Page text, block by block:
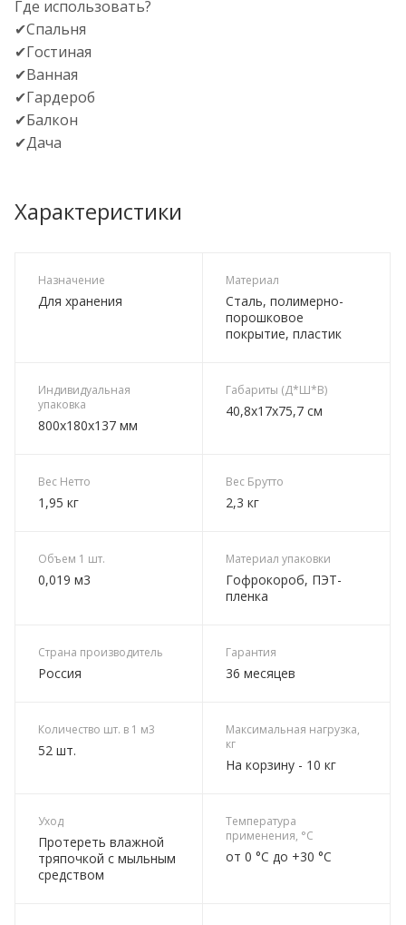
Где использовать?
✔Спальня
✔Гостиная
✔Ванная
✔Гардероб
✔Балкон
✔Дача
Характеристики
Назначение
Для хранения
Материал
Сталь, полимерно-
порошковое
покрытие, пластик
Индивидуальная
упаковка
800х180х137 мм
Габариты (Д*Ш*В)
40,8х17х75,7 см
Вес Нетто
1,95 кг
Вес Брутто
2,3 кг
Объем 1 шт.
0,019 м3
Материал упаковки
Гофрокороб, ПЭТ-
пленка
Страна производитель
Россия
Гарантия
36 месяцев
Количество шт. в 1 м3
52 шт.
Максимальная нагрузка,
кг
На корзину - 10 кг
Уход
Протереть влажной
тряпочкой с мыльным
средством
Температура
применения, °C
от 0 °C до +30 °C